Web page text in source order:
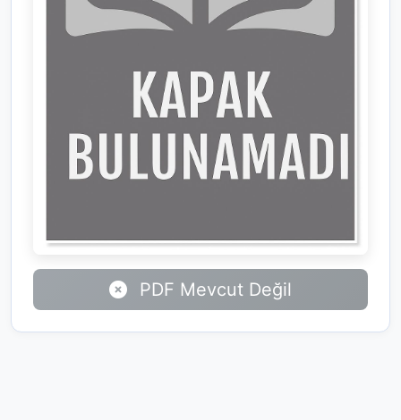
PDF Mevcut Değil